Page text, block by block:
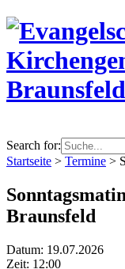
Search for:
Startseite > Termine >
Braunsfeld
Datum: 19.07.2026
Zeit: 12:00